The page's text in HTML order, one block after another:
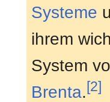
Systeme
ihrem
System
Brenta.[2]